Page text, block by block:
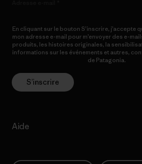
En cliquant sur le bouton S’inscrire, j’accepte
mon adresse e-mail pour m’envoyer des e-
produits, les histoires originales, la
informations sur les événements et autres,
de Patagonia.
S’inscrire
Aide